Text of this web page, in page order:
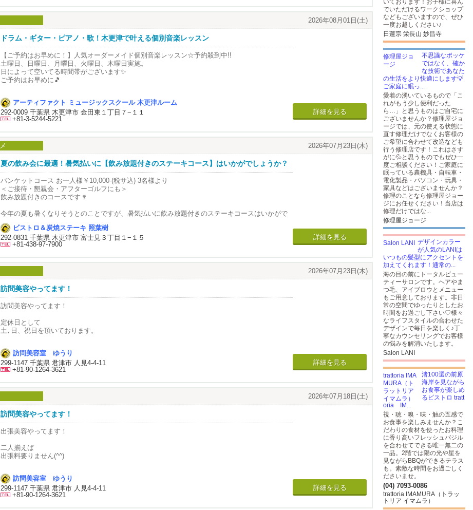
キッズスペースはお子様が楽しく遊んでいただけるような北欧の森をテーマにした空間が広が
さらに診察室も海をテーマにしたポップな雰囲気になっているので、恐怖心を感じずに治療を進
めていけるような空間です。
お子さまのペースを大切にしながら、安心して通ってもらえる歯科医院を目指していますので
□□□□□□□□□□□□□□□
陽光台ファミリー歯科クリニック
2026年08月01日(土)
ドラム・ギター・ピアノ・歌！木更津で叶える個別音楽レッスン
【ご予約はお早めに！】人気オーダーメイド個別音楽レッスン☆予約殺到中!!
土曜日、日曜日、月曜日、火曜日、木曜日実施。
日によって空いてる時間帯がございます✨
ご予約はお早めに🎵
＜木更津ルーム入会の方限定＞
◎入会金無料
詳しくは
アーティファクトミュージックスクールホームページの「木更津ルーム」へ！
初めての人から、少しやったことのある人、ドラマーを目指す人まで、一人ひとりの目標に沿っ
お子様対象にも、わかりやすく楽しくレッスンしていきます♫
場所は金田地域交流センター「きさてらす」にて実施。
https://artifact-music.jp/k-lesson/k-drum/
●ボーカルレッスン
・ボーカル、ボイストレーニング（5歳～大人）
最新のJ-pop、ボカロ、アニソン、昭和のヒット曲、洋楽
ミュージカルetc…と幅広く指導中！
https://artifact-music.jp/k-lesson/k-vocal/
アコースティックでも、エレキでもOK!
ギター貸出あり。キッズギターもあります♪
https://artifact-music.jp/k-lesson/k-guiter/
●ピアノレッスン
・ピアノレッスン（5歳～大人）
今人気のpopsや往年の名曲、映画音楽祭、ジャズテイストのピアノ
ロックなピアノやオルガンetc…と幅広く指導中！
＜トライアルレッスン受付中＞
大好評！新しい形のトライアルレッスン♪
45分のフルレッスンとスクール説明となります
B：初回限定無料トライアルレッスン
実質15〜20分程度のレッスンとスクール説明となります
「きさてらす」での楽器アンサンブル・発表等の活動も行っています☆
木更津市金田地域交流センター（きさてらす）実施しました。
https://artifact-music.jp/blog/kisarazu2025report/
＝みんなで楽しむグループレッスンも随時募集中✨＝
料金その他詳細は以下でご確認ください。
◇ギターグループレッスンhttps://artifact-music.jp/k-lesson/k-guiter-g/
アーティファクト ミュージックスクール 木更津ルーム
292-0009 千葉県 木更津市 金田東１丁目７−１１
+81-3-5244-5221
詳細を見る
2026年07月23日(木)
夏の飲み会に最適！暑気払いに【飲み放題付きのステーキコース】はいかがでしょうか？
バンケットコース お一人様￥10,000-(税サ込) 3名様より
＜ご接待・懇親会・アフターゴルフにも＞
飲み放題付きのコースです🍷
今年の夏も暑くなりそうとのことですが、暑気払いに飲み放題付きのステーキコースはいかがで
しょうか？オードブルをおつまみにビールやカクテルで一杯も良し、色々な種類・ジャンルの逸
品料理でゆったりと晩餐を楽しむもよし、ご接待ご商談などゆっくり食事をとりたい方にもおす
すめです。シェフが腕を振るったオードブルをボリュームを抑え4品と特製サラダをご用意致しま
す。
＊ 本日のサラダ
かずさ和牛 赤身80g※
＊飲み放題付き
・生ビール・赤白ワイン
・ウイスキー・焼酎 ・ソフトドリンク
※ステーキは銘柄牛プランに変更できます。増量も承ります。詳細はお問い合わせください。
※ご予算に応じたコースのご用意も致しております。お気軽にご相談ください。
ビストロ＆炭焼ステーキ 照葉樹
292-0831 千葉県 木更津市 富士見３丁目１−１５
+81-438-97-7900
詳細を見る
2026年07月23日(木)
訪問美容やってます！
訪問美容やってます！
定休日として
土､日、祝日を頂いております。
休日､時間外も
対応させて頂きますが
時間外手当､1,000円頂きます。
お一人での対応は
不安に思われたみたいです。
私のお客様は
お家から出られない方中心です。
お身体が不自由な方が多く
いきなり他人が家に来て
どんな感じに施術してもらえるか
訪問美容室 ゆうり
299-1147 千葉県 君津市 人見4-4-11
+81-90-1264-3621
詳細を見る
2026年07月18日(土)
訪問美容やってます！
出張美容やってます！
二人揃えば
出張料要りません(^^)
ご自宅、病院、施設の
どちらかへ伺う時
出張料を1,500円頂いています。
訪問美容室 ゆうり
299-1147 千葉県 君津市 人見4-4-11
+81-90-1264-3621
詳細を見る
いております！お子様に喜ん
でいただけるワークショップ
などもございますので、ぜひ
一度お越しください♪
日蓮宗 栄長山 妙昌寺
不思議なポッケ
ではなく、確か
な技術であなた
の生活をより快適にします💡
ご家庭に眠っ...
愛着の湧いているもので「こ
れがもう少し便利だった
ら…」と思うものはご自宅に
ございませんか？修理屋ジョ
ージでは、元の使える状態に
直す修理だけでなくお客様の
ご希望に合わせて改造なども
行う修理店です！これはさす
がに💦と思うものでもぜひ一
度ご相談ください！ご家庭に
眠っている農機具・自転車・
電化製品・パソコン・玩具・
家具などはございませんか？
修理のことなら修理屋ジョー
ジにお任せください！当店は
修理だけではな...
修理屋ジョージ
デザインカラー
が人気のLANIは
いつもの髪型にアクセントを
加えてくれます！通常の...
海の目の前にトータルビュー
ティーサロンです。ヘアやま
つ毛、アイブロウとメニュー
もご用意しております。非日
常の空間でゆったりとしたお
時間をお過ごし下さい♡様々
なライフスタイルの合わせた
デザインで毎日を楽しく♪丁
寧なカウンセリングでお客様
の悩みを解消いたします。
Salon LANI
渚100選の前原
海岸を見ながら
お食事が楽しめ
るビストロ tratt
oria IM...
視・聴・嗅・味・触の五感で
お食事を楽しみませんか？こ
だわりの食材を使ったお料理
に香り高いフレッシュバジル
を合わせてできる唯一無二の
一品。2階では陽の光や星を
見ながらBBQができるテラス
も。素敵な時間をお過ごしく
ださいませ。
(04) 7093-0086
trattoria IMAMURA（トラッ
トリア イマムラ）